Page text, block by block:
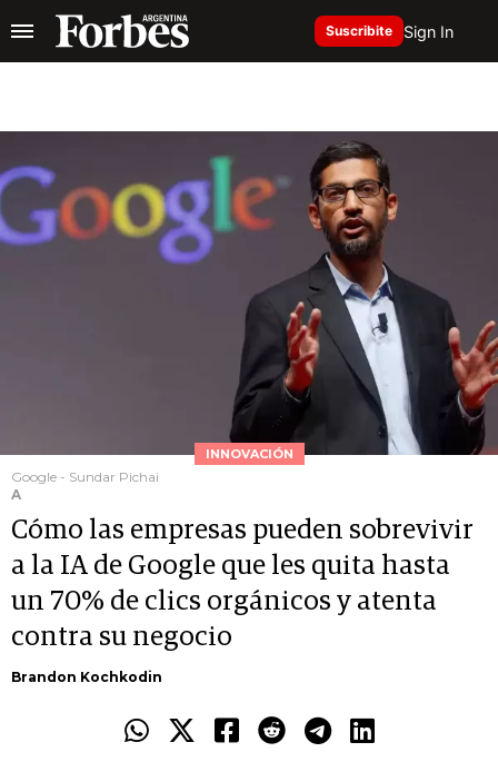
Suscribite Sign In
INNOVACIÓN
Google - Sundar Pichai
A
Cómo las empresas pueden sobrevivir
a la IA de Google que les quita hasta
un 70% de clics orgánicos y atenta
contra su negocio
Brandon Kochkodin